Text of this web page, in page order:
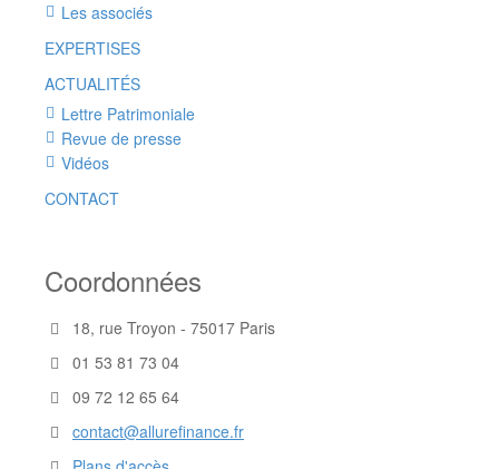
Les associés
EXPERTISES
ACTUALITÉS
Lettre Patrimoniale
Revue de presse
Vidéos
CONTACT
Coordonnées
18, rue Troyon - 75017 Paris
01 53 81 73 04
09 72 12 65 64
contact@allurefinance.fr